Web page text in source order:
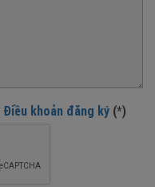
Điều khoản đăng ký (*)